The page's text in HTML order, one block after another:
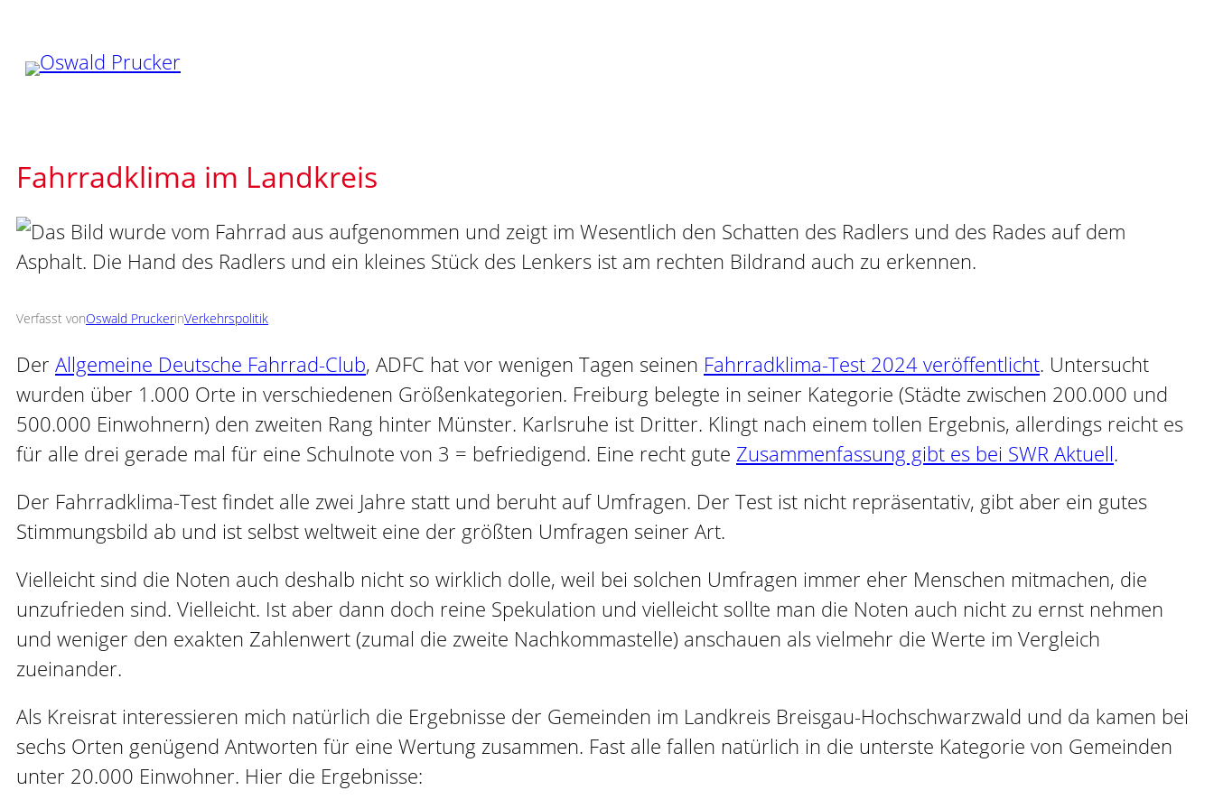
Inhalt
springen
Fahrradklima im Landkreis
Verfasst vonOswald PruckerinVerkehrspolitik
Der Allgemeine Deutsche Fahrrad-Club, ADFC hat vor wenigen Tagen seinen Fahrradklima-Test 2024 veröffentlicht. Untersucht
wurden über 1.000 Orte in verschiedenen Größenkategorien. Freiburg belegte in seiner Kategorie (Städte zwischen 200.000 und
500.000 Einwohnern) den zweiten Rang hinter Münster. Karlsruhe ist Dritter. Klingt nach einem tollen Ergebnis, allerdings reicht es
für alle drei gerade mal für eine Schulnote von 3 = befriedigend. Eine recht gute Zusammenfassung gibt es bei SWR Aktuell.
Der Fahrradklima-Test findet alle zwei Jahre statt und beruht auf Umfragen. Der Test ist nicht repräsentativ, gibt aber ein gutes
Stimmungsbild ab und ist selbst weltweit eine der größten Umfragen seiner Art.
Vielleicht sind die Noten auch deshalb nicht so wirklich dolle, weil bei solchen Umfragen immer eher Menschen mitmachen, die
unzufrieden sind. Vielleicht. Ist aber dann doch reine Spekulation und vielleicht sollte man die Noten auch nicht zu ernst nehmen
und weniger den exakten Zahlenwert (zumal die zweite Nachkommastelle) anschauen als vielmehr die Werte im Vergleich
zueinander.
Als Kreisrat interessieren mich natürlich die Ergebnisse der Gemeinden im Landkreis Breisgau-Hochschwarzwald und da kamen bei
sechs Orten genügend Antworten für eine Wertung zusammen. Fast alle fallen natürlich in die unterste Kategorie von Gemeinden
unter 20.000 Einwohner. Hier die Ergebnisse: